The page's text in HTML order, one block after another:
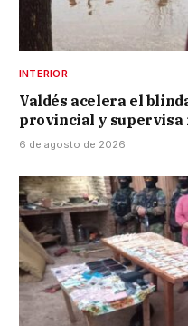
INTERIOR
Valdés acelera el
provincial y supervisa
6 de agosto de 2026